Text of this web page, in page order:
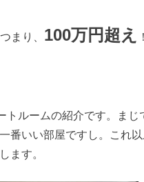
まり、 100万円超え
トルームの紹介です。ま
番いい部屋ですし。これ
ます。